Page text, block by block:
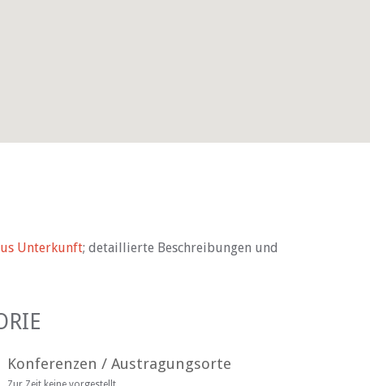
Unterkunft; detaillierte Beschreibungen und
Konferenzen / Austragungsorte